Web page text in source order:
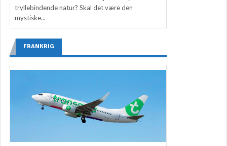
tryllebindende natur? Skal det være den
mystiske...
FRANKRIG